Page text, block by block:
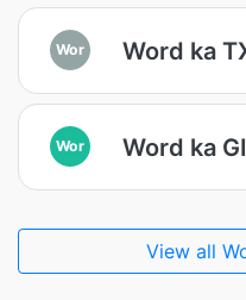
Wor Word ka
Wor Word ka
View all